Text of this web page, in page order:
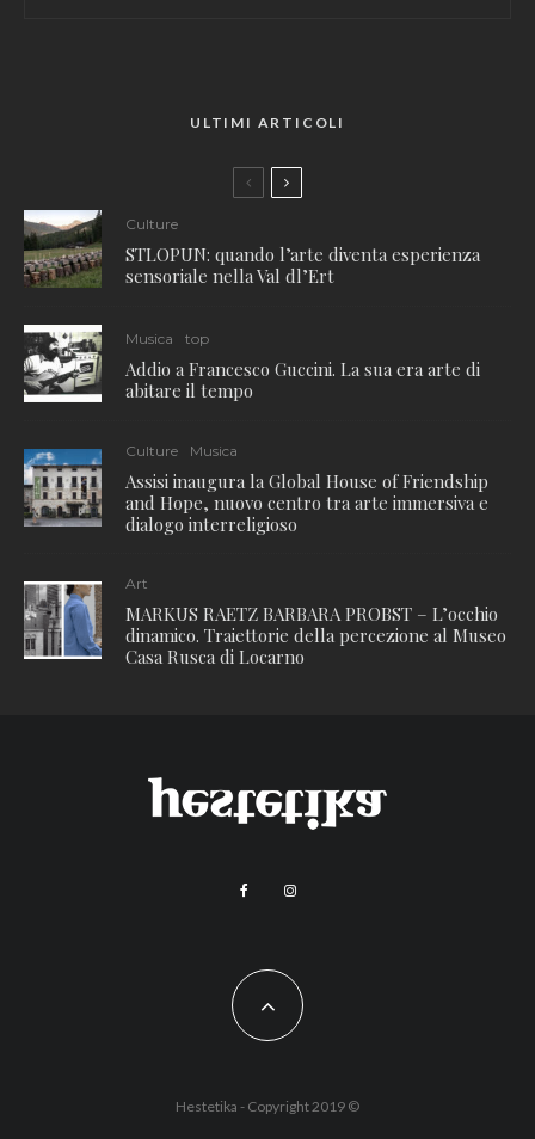
ULTIMI ARTICOLI
Culture
STLOPUN: quando l’arte diventa esperienza
sensoriale nella Val dl’Ert
Musica top
Addio a Francesco Guccini. La sua era arte di
abitare il tempo
Culture Musica
Assisi inaugura la Global House of Friendship
and Hope, nuovo centro tra arte immersiva e
dialogo interreligioso
Art
MARKUS RAETZ BARBARA PROBST – L’occhio
dinamico. Traiettorie della percezione al Museo
Casa Rusca di Locarno
Hestetika - Copyright 2019 ©